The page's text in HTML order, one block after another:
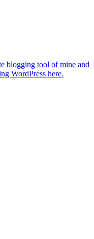
blogging tool of mine and
WordPress here.